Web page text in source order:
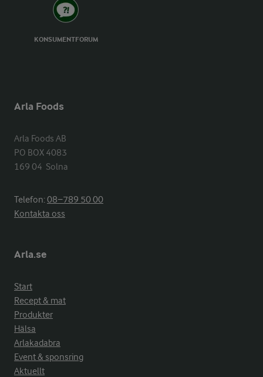
KONSUMENTFORUM
Arla Foods
Arla Foods AB
PO BOX 4083
169 04  Solna
Telefon:08−789 50 00
Kontakta oss
Arla.se
Start
Recept & mat
Produkter
Hälsa
Arlakadabra
Event & sponsring
Aktuellt